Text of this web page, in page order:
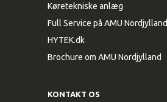
Køretekniske anlæg
Full Service på AMU Nordjylland
HYTEK.dk
Brochure om AMU Nordjylland
KONTAKT OS